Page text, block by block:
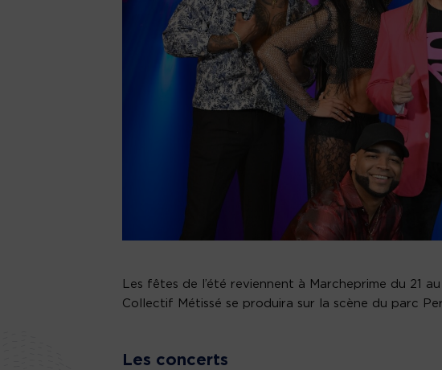
Les fêtes de l’été reviennent à Marcheprime du 21
Collectif Métissé se produira sur la scène du parc
Les concerts